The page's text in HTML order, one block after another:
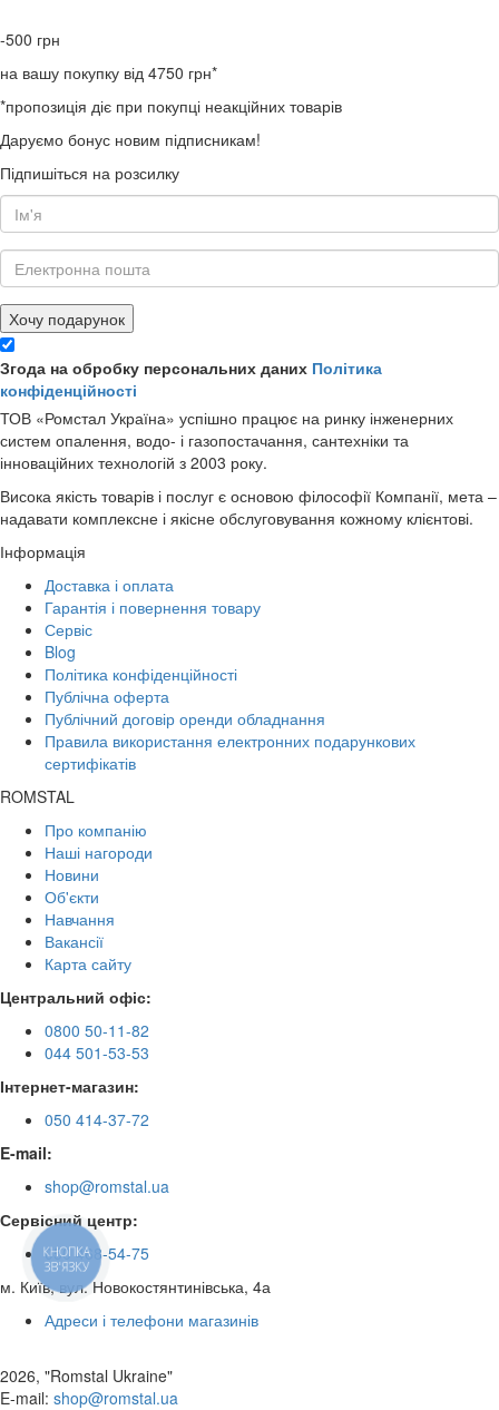
-500 грн
на вашу покупку від 4750 грн*
*пропозиція діє при покупці неакційних товарів
Даруємо бонус новим підписникам!
Підпишіться на розсилку
Хочу подарунок
Згода на обробку персональних даних Політика
конфіденційності
ТОВ «Ромстал Україна» успішно працює на ринку інженерних
систем опалення, водо- і газопостачання, сантехніки та
інноваційних технологій з 2003 року.
Висока якість товарів і послуг є основою філософії Компанії, мета –
надавати комплексне і якісне обслуговування кожному клієнтові.
Інформація
Доставка і оплата
Гарантія і повернення товару
Сервіс
Blog
Політика конфіденційності
Публічна оферта
Публічний договір оренди обладнання
Правила використання електронних подарункових
сертифікатів
ROMSTAL
Про компанію
Наші нагороди
Новини
Об'єкти
Навчання
Вакансії
Карта сайту
Центральний офіс:
0800 50-11-82
044 501-53-53
Інтернет-магазин:
050 414-37-72
E-mail:
shop@romstal.ua
Сервісний центр:
050 468-54-75
м. Київ, вул. Новокостянтинівська, 4а
Адреси і телефони магазинів
2026, "Romstal Ukraine"
​E-mail: shop@romstal.ua
КНОПКА
ЗВ'ЯЗКУ